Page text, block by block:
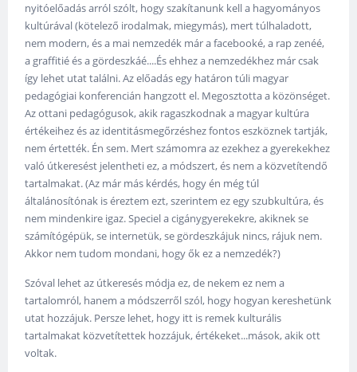
nyitóelőadás arról szólt, hogy szakítanunk kell a hagyományos
kultúrával (kötelező irodalmak, miegymás), mert túlhaladott,
nem modern, és a mai nemzedék már a facebooké, a rap zenéé,
a graffitié és a gördeszkáé....És ehhez a nemzedékhez már csak
így lehet utat találni. Az előadás egy határon túli magyar
pedagógiai konferencián hangzott el. Megosztotta a közönséget.
Az ottani pedagógusok, akik ragaszkodnak a magyar kultúra
értékeihez és az identitásmegőrzéshez fontos eszköznek tartják,
nem értették. Én sem. Mert számomra az ezekhez a gyerekekhez
való útkeresést jelentheti ez, a módszert, és nem a közvetítendő
tartalmakat. (Az már más kérdés, hogy én még túl
általánosítónak is éreztem ezt, szerintem ez egy szubkultúra, és
nem mindenkire igaz. Speciel a cigánygyerekekre, akiknek se
számítógépük, se internetük, se gördeszkájuk nincs, rájuk nem.
Akkor nem tudom mondani, hogy ők ez a nemzedék?)
Szóval lehet az útkeresés módja ez, de nekem ez nem a
tartalomról, hanem a módszerről szól, hogy hogyan kereshetünk
utat hozzájuk. Persze lehet, hogy itt is remek kulturális
tartalmakat közvetítettek hozzájuk, értékeket...mások, akik ott
voltak.